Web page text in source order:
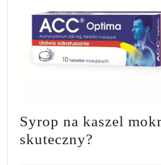
Syrop na kaszel
skuteczny?